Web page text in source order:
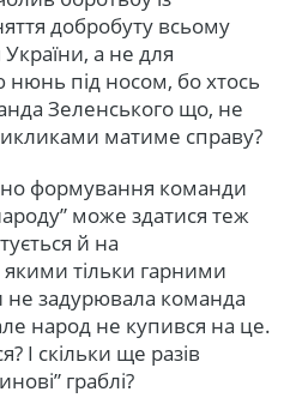
добробуту всьому
а не для
під носом, бо хтось
Зеленського що, не
матиме справу?
формування команди
може здатися теж
й на
тільки гарними
задурювала команда
народ не купився на це.
І скільки ще разів
граблі?